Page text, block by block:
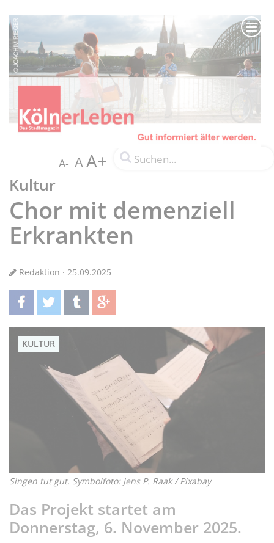
A- AA+
Kultur
Chor mit demenziell
Erkrankten
Redaktion · 25.09.2025
teilentwittern teilen teilen
KULTUR
Singen tut gut. Symbolfoto: Jens P. Raak / Pixabay
Das Projekt startet am
Donnerstag, 6. November 2025.